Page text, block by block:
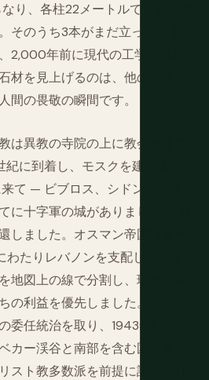
り、各柱22メートルで、近くの
そのうち3本がまだ立っていま
2,000年前に現代の工学を挑戦
材を見上げるのは、他の方法で
間の畏敬の瞬間です。
は異教の寺院の上に教会を建て
に到着し、モスクを建てまし
て — ビブロス、シドン、ティ
に十字軍の城がありました — サ
しました。オスマン帝国は第一
たりレバノンを支配し、フラ
地図上の線で分割し、現地住民
の利益を優先しました。フラン
委任統治を取り、1943年にレバ
カー渓谷と南部を含む国境を引
スト教多数派を前提に設計され